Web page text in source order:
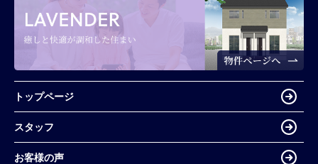
トップページ
スタッフ
お客様の声